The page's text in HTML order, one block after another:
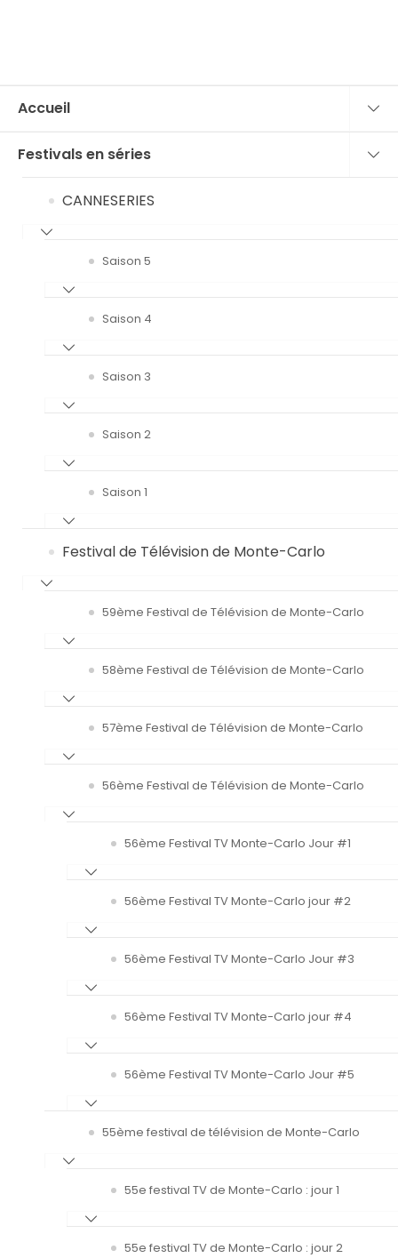
Accueil
Festivals en séries
CANNESERIES
Saison 5
Saison 4
Saison 3
Saison 2
Saison 1
Festival de Télévision de Monte-Carlo
59ème Festival de Télévision de Monte-Carlo
58ème Festival de Télévision de Monte-Carlo
57ème Festival de Télévision de Monte-Carlo
56ème Festival de Télévision de Monte-Carlo
56ème Festival TV Monte-Carlo Jour #1
56ème Festival TV Monte-Carlo jour #2
56ème Festival TV Monte-Carlo Jour #3
56ème Festival TV Monte-Carlo jour #4
56ème Festival TV Monte-Carlo Jour #5
55ème festival de télévision de Monte-Carlo
55e festival TV de Monte-Carlo : jour 1
55e festival TV de Monte-Carlo : jour 2